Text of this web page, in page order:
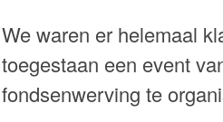
We waren er helemaal
toegestaan een event
fondsenwerving te